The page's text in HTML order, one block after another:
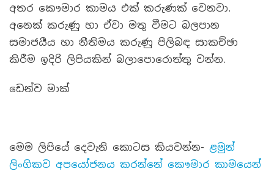
අතර කෞමාර කාමය එක් කරුණක් වෙනවා.
අනෙක් කරුණු හා ඒවා මතු වීමට බලපාන
සමාජයීය හා නීතිමය කරුණු පිලිබඳ සාකච්ඡා
කිරීම ඉදිරි ලිපියකින් බලාපොරොත්තු වන්න.
ඩෙන්ව මාක්
මෙම ලිපියේ දෙවැනි කොටස කියවන්න- ළමුන්
ලිංගිකව අපයෝජනය කරන්නේ කෞමාර කාමයෙන්